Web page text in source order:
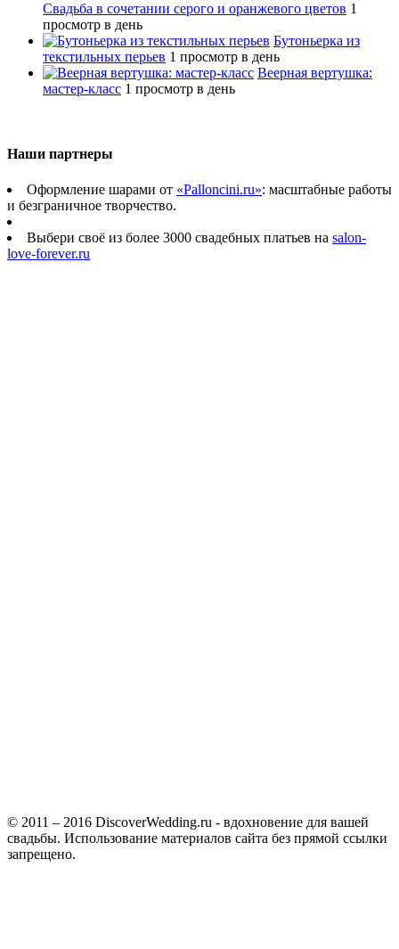
Свадьба в сочетании серого и оранжевого цветов 1
просмотр в день
Бутоньерка из
текстильных перьев 1 просмотр в день
Веерная вертушка:
мастер-класс 1 просмотр в день
Наши партнеры
Оформление шарами от «Palloncini.ru»: масштабные работы
и безграничное творчество.
Выбери своё из более 3000 свадебных платьев на salon-
love-forever.ru
© 2011 – 2016 DiscoverWedding.ru - вдохновение для вашей
свадьбы. Использование материалов сайта без прямой ссылки
запрещено.